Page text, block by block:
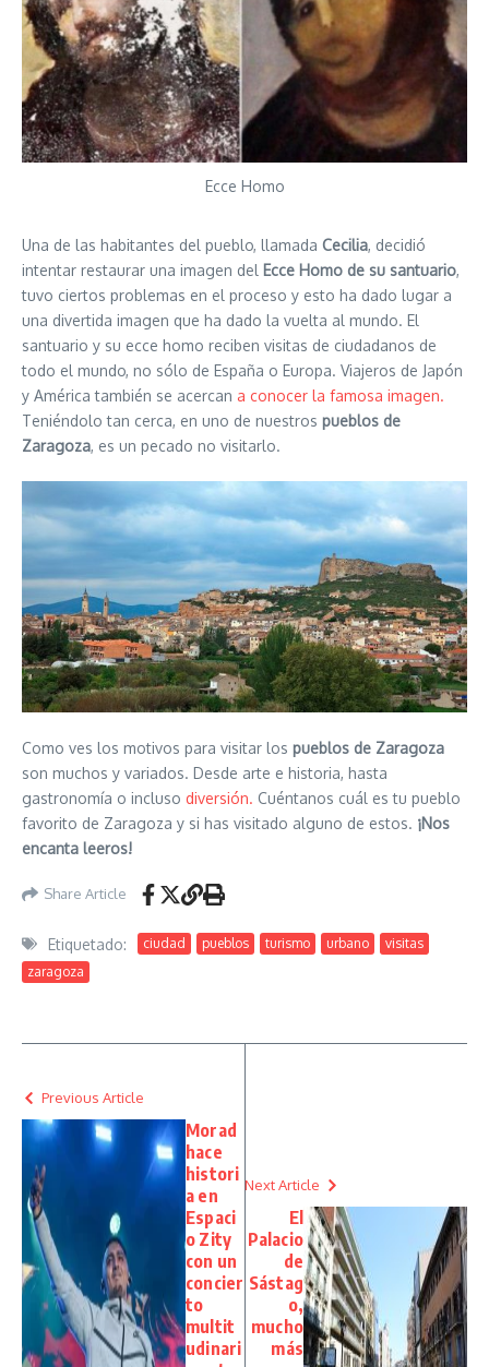
Ecce Homo
Una de las habitantes del pueblo, llamada Cecilia, decidió
intentar restaurar una imagen del Ecce Homo de su santuario,
tuvo ciertos problemas en el proceso y esto ha dado lugar a
una divertida imagen que ha dado la vuelta al mundo. El
santuario y su ecce homo reciben visitas de ciudadanos de
todo el mundo, no sólo de España o Europa. Viajeros de Japón
y América también se acercan a conocer la famosa imagen.
Teniéndolo tan cerca, en uno de nuestros pueblos de
Zaragoza, es un pecado no visitarlo.
Como ves los motivos para visitar los pueblos de Zaragoza
son muchos y variados. Desde arte e historia, hasta
gastronomía o incluso diversión. Cuéntanos cuál es tu pueblo
favorito de Zaragoza y si has visitado alguno de estos. ¡Nos
encanta leeros!
Share Article
Etiquetado: ciudad pueblos turismo urbano
visitas
zaragoza
Previous Article
Morad
hace
histori
a en
Espaci
o Zity
con un
concier
to
multit
udinari
Next Article
El
Palacio
de
Sástag
o,
mucho
más